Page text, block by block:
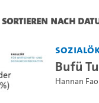
Sortieren nach
Bufü
Hannan